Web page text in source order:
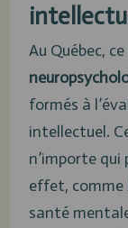
Au Québec,
formés à
intellectuel.
n’importe
effet, comme
santé